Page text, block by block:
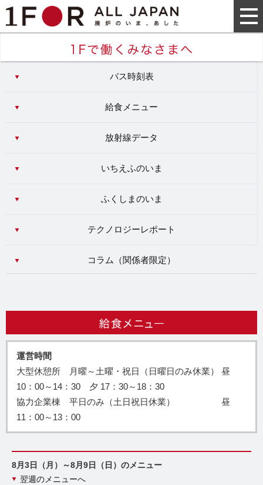
バス時刻表
給食メニュー
放射線データ
いちえふのいま
ふくしまのいま
テクノロジーレポート
コラム（関係者限定）
運営時間
大型休憩所 月曜～土曜・祝日（日曜日のみ休業） 昼
10：00～14：30 夕 17：30～18：30
協力企業棟 平日のみ（土日祝日休業） 昼
11：00～13：00
8月3日（月）～8月9日（日）のメニュー
翌週のメニューへ